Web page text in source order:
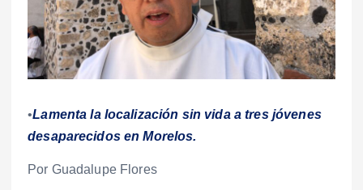
•Lamenta la localización sin vida a tres jóvenes
desaparecidos en Morelos.
Por Guadalupe Flores